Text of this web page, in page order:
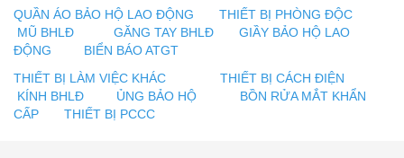
QUẦN ÁO BẢO HỘ LAO ĐỘNG
THIẾT BỊ PHÒNG ĐỘC
MŨ BHLĐ
GĂNG TAY BHLĐ
GIẦY BẢO HỘ LAO
ĐỘNG
BIỂN BÁO ATGT
THIẾT BỊ LÀM VIỆC KHÁC
THIẾT BỊ CÁCH ĐIỆN
KÍNH BHLĐ
ỦNG BẢO HỘ
BỒN RỬA MẮT KHẨN
CẤP
THIẾT BỊ PCCC